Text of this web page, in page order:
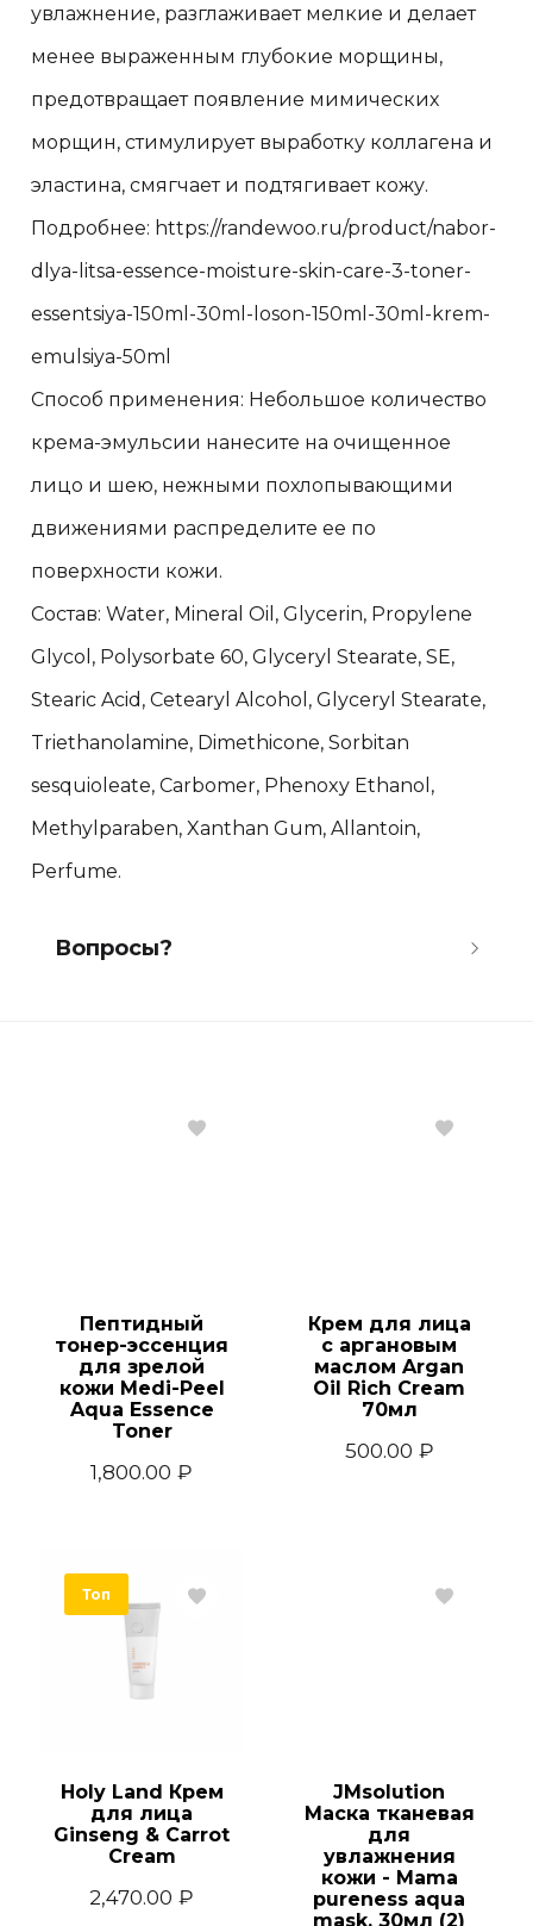
увлажнение, разглаживает мелкие и делает
менее выраженным глубокие морщины,
предотвращает появление мимических
морщин, стимулирует выработку коллагена и
эластина, смягчает и подтягивает кожу.
Подробнее: https://randewoo.ru/product/nabor-
dlya-litsa-essence-moisture-skin-care-3-toner-
essentsiya-150ml-30ml-loson-150ml-30ml-krem-
emulsiya-50ml
Способ применения: Небольшое количество
крема-эмульсии нанесите на очищенное
лицо и шею, нежными похлопывающими
движениями распределите ее по
поверхности кожи.
Состав: Water, Mineral Oil, Glycerin, Propylene
Glycol, Polysorbate 60, Glyceryl Stearate, SE,
Stearic Acid, Cetearyl Alcohol, Glyceryl Stearate,
Triethanolamine, Dimethicone, Sorbitan
sesquioleate, Carbomer, Phenoxy Ethanol,
Methylparaben, Xanthan Gum, Allantoin,
Perfume.
Вопросы?
Ваш вопрос *
персональных данных
Пептидный
тонер-эссенция
для зрелой
кожи Medi-Peel
Aqua Essence
Toner
₽
1,800.00
Крем для лица
с аргановым
маслом Argan
Oil Rich Cream
70мл
₽
500.00
Топ
Holy Land Крем
для лица
Ginseng & Carrot
Cream
₽
2,470.00
JMsolution
Маска тканевая
для
увлажнения
кожи - Mama
pureness aqua
mask, 30мл (2)